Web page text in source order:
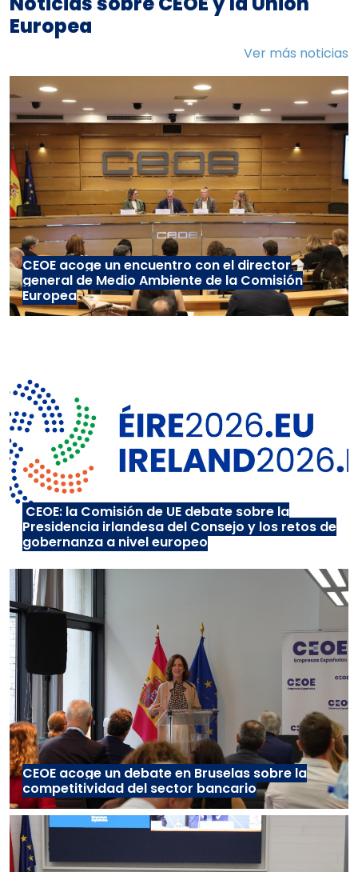
Europea
Ver más noticias
CEOE acoge un encuentro con el director
general de Medio Ambiente de la Comisión
Europea
CEOE: la Comisión de UE debate sobre la
Presidencia irlandesa del Consejo y los retos de
gobernanza a nivel europeo
CEOE acoge un debate en Bruselas sobre la
competitividad del sector bancario